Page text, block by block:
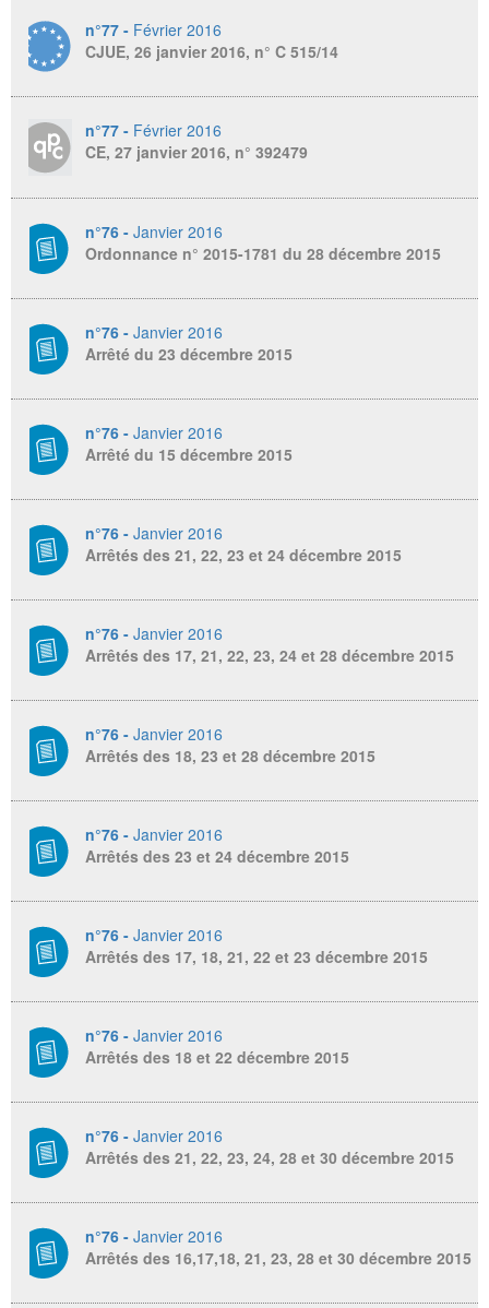
n°77 - Février 2016
CJUE, 26 janvier 2016, n° C 515/14
n°77 - Février 2016
CE, 27 janvier 2016, n° 392479
n°76 - Janvier 2016
Ordonnance n° 2015-1781 du 28 décembre 2015
n°76 - Janvier 2016
Arrêté du 23 décembre 2015
n°76 - Janvier 2016
Arrêté du 15 décembre 2015
n°76 - Janvier 2016
Arrêtés des 21, 22, 23 et 24 décembre 2015
n°76 - Janvier 2016
Arrêtés des 17, 21, 22, 23, 24 et 28 décembre 2015
n°76 - Janvier 2016
Arrêtés des 18, 23 et 28 décembre 2015
n°76 - Janvier 2016
Arrêtés des 23 et 24 décembre 2015
n°76 - Janvier 2016
Arrêtés des 17, 18, 21, 22 et 23 décembre 2015
n°76 - Janvier 2016
Arrêtés des 18 et 22 décembre 2015
n°76 - Janvier 2016
Arrêtés des 21, 22, 23, 24, 28 et 30 décembre 2015
n°76 - Janvier 2016
Arrêtés des 16,17,18, 21, 23, 28 et 30 décembre 2015